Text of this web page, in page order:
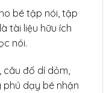
bé tập nói, tập
tài liệu hữu ích
nói.
đố dí dỏm,
phú dạy bé nhận